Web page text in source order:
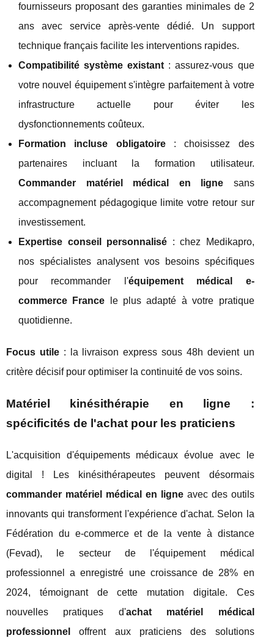
fournisseurs proposant des garanties minimales de 2
ans avec service après-vente dédié. Un support
technique français facilite les interventions rapides.
Compatibilité système existant : assurez-vous que
votre nouvel équipement s'intègre parfaitement à votre
infrastructure actuelle pour éviter les
dysfonctionnements coûteux.
Formation incluse obligatoire: choisissez des
partenaires incluant la formation utilisateur.
Commander matériel médical en ligne sans
accompagnement pédagogique limite votre retour sur
investissement.
Expertise conseil personnalisé : chez Medikapro,
nos spécialistes analysent vos besoins spécifiques
pour recommander l'équipement médical e-
commerce France le plus adapté à votre pratique
quotidienne.
Focus utile: la livraison express sous 48h devient un
critère décisif pour optimiser la continuité de vos soins.
Matériel kinésithérapie en ligne :
spécificités de l'achat pour les praticiens
L'acquisition d'équipements médicaux évolue avec le
digital ! Les kinésithérapeutes peuvent désormais
commander matériel médical en ligneavec des outils
innovants qui transforment l'expérience d'achat. Selon la
Fédération du e-commerce et de la vente à distance
(Fevad), le secteur de l'équipement médical
professionnel a enregistré une croissance de 28% en
2024, témoignant de cette mutation digitale. Ces
nouvelles pratiques d'achat matériel médical
professionnel
offrent aux praticiens des solutions